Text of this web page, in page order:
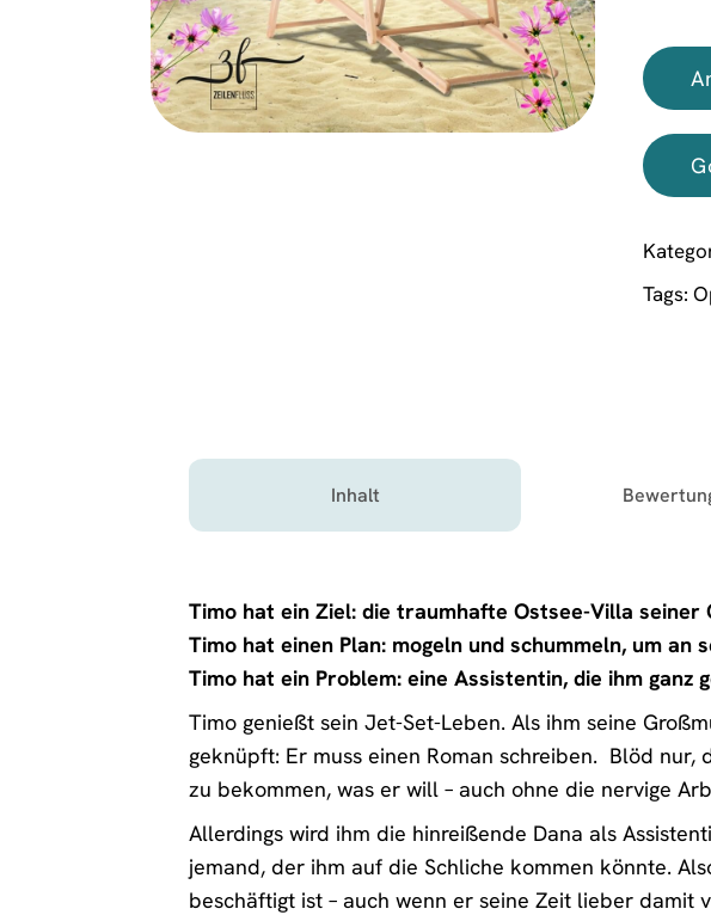
Tags:
Inhalt
Timo hat ein Ziel: die traumhafte Ostsee-Villa
Timo hat einen Plan: mogeln und schummeln, um an
Timo hat ein Problem: eine Assistentin, die ihm ganz
Timo genießt sein Jet-Set-Leben. Als ihm seine
geknüpft: Er muss einen Roman schreiben. Blöd
zu bekommen, was er will – auch ohne die nervige
Allerdings wird ihm die hinreißende Dana als
jemand, der ihm auf die Schliche kommen könnte.
beschäftigt ist – auch wenn er seine Zeit lieber damit